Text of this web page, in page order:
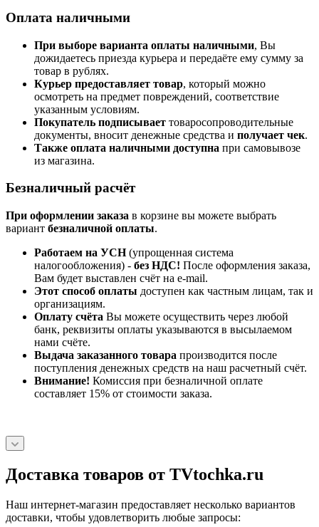
Оплата наличными
При выборе варианта оплаты наличными, Вы
дожидаетесь приезда курьера и передаёте ему сумму за
товар в рублях.
Курьер предоставляет товар, который можно
осмотреть на предмет повреждений, соответствие
указанным условиям.
Покупатель подписывает товаросопроводительные
документы, вносит денежные средства и получает чек.
Также оплата наличными доступна при самовывозе
из магазина.
Безналичный расчёт
При оформлении заказа в корзине вы можете выбрать
вариант безналичной оплаты.
Работаем на УСН(упрощенная система
налогообложения) - без НДС! После оформления заказа,
Вам будет выставлен счёт на e-mail.
Этот способ оплаты доступен как частным лицам, так и
организациям.
Оплату счёта Вы можете осуществить через любой
банк, реквизиты оплаты указываются в высылаемом
нами счёте.
Выдача заказанного товара производится после
поступления денежных средств на наш расчетный счёт.
Внимание! Комиссия при безналичной оплате
составляет 15% от стоимости заказа.
Доставка товаров от TVtochka.ru
Наш интернет-магазин предоставляет несколько вариантов
доставки, чтобы удовлетворить любые запросы: